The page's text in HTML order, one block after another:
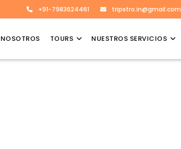
+91-7983624461 tripstro.in@gmail.com
TOURS NUESTROS SERVICIOS